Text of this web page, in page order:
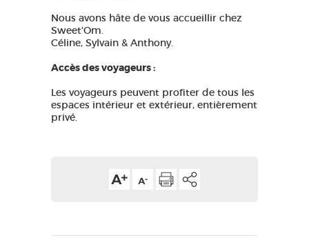
Nous avons hâte de vous accueillir chez
Sweet'Om.
Céline, Sylvain & Anthony.
Accès des voyageurs :
Les voyageurs peuvent profiter de tous les
espaces intérieur et extérieur, entièrement
privé.